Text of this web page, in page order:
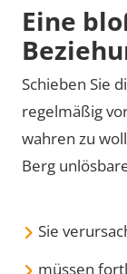
Eine
Schieben Sie
regelmäßig
wahren zu
Berg
Sie
müssen